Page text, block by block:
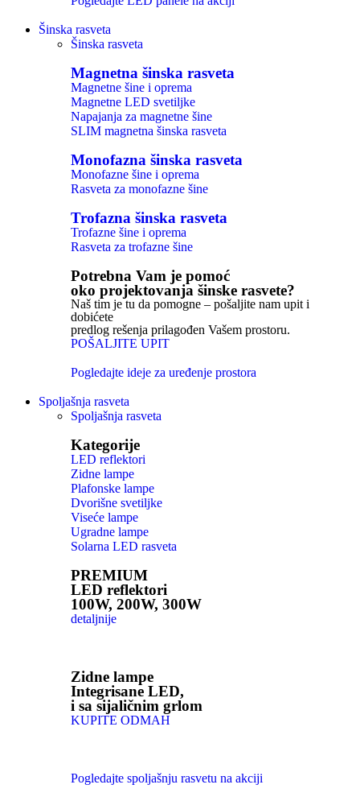
Šinska rasveta
Šinska rasveta
Magnetna šinska rasveta
Magnetne šine i oprema
Magnetne LED svetiljke
Napajanja za magnetne šine
SLIM magnetna šinska rasveta
Monofazna šinska rasveta
Monofazne šine i oprema
Rasveta za monofazne šine
Trofazna šinska rasveta
Trofazne šine i oprema
Rasveta za trofazne šine
Potrebna Vam je pomoć
oko projektovanja šinske rasvete?
Naš tim je tu da pomogne – pošaljite nam upit i
dobićete
predlog rešenja prilagođen Vašem prostoru.
POŠALJITE UPIT
Pogledajte ideje za uređenje prostora
Spoljašnja rasveta
Spoljašnja rasveta
Kategorije
LED reflektori
Zidne lampe
Plafonske lampe
Dvorišne svetiljke
Viseće lampe
Ugradne lampe
Solarna LED rasveta
PREMIUM
LED reflektori
100W, 200W, 300W
detaljnije
Zidne lampe
Integrisane LED,
i sa sijaličnim grlom
KUPITE ODMAH
Pogledajte spoljašnju rasvetu na akciji